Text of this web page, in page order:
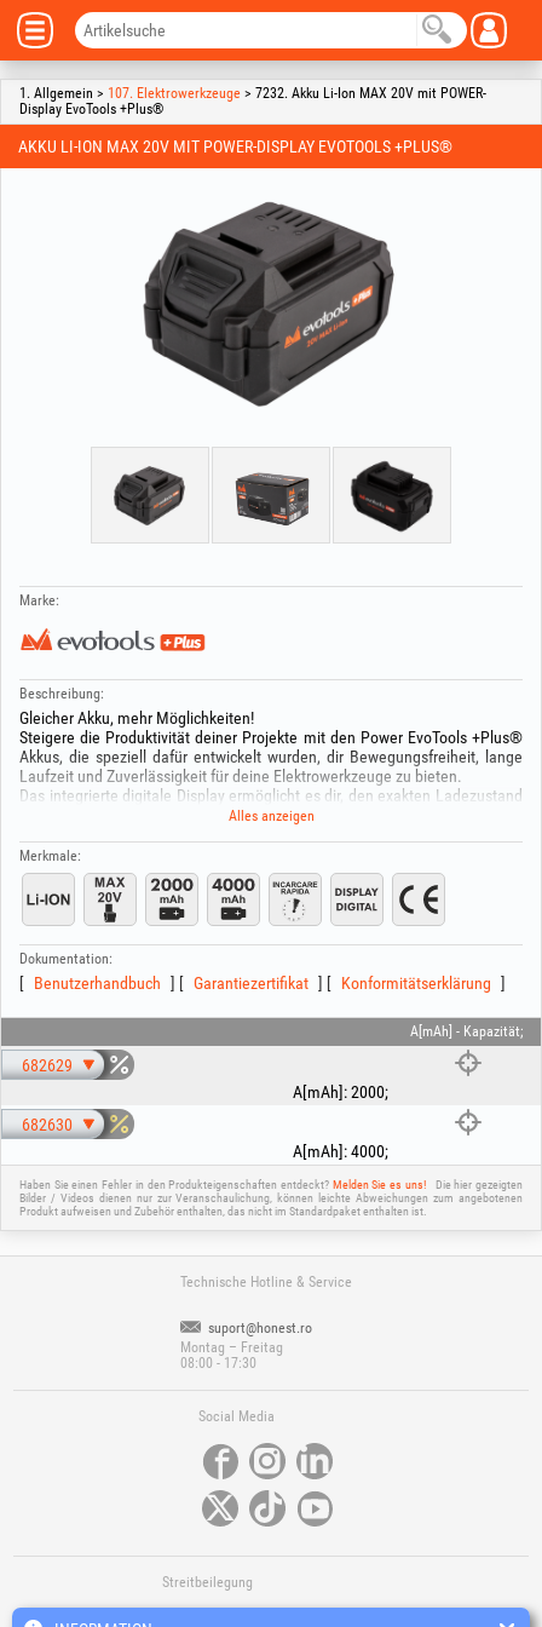
1. Allgemein > 107. Elektrowerkzeuge > 7232. Akku Li-Ion MAX 20V mit POWER-
Display EvoTools +Plus®
AKKU LI-ION MAX 20V MIT POWER-DISPLAY EVOTOOLS +PLUS®
Marke:
Beschreibung:
Gleicher Akku, mehr Möglichkeiten!
Steigere die Produktivität deiner Projekte mit den Power EvoTools +Plus®
Akkus, die speziell dafür entwickelt wurden, dir Bewegungsfreiheit, lange
Laufzeit und Zuverlässigkeit für deine Elektrowerkzeuge zu bieten.
Das integrierte digitale Display ermöglicht es dir, den exakten Ladezustand
in Echtzeit zu überprüfen und unangenehme Überraschungen mitten in der
Technische Daten:
- Spannung: 20V Max
- Kapazität: Code 682629 - 2000 mAh
Code 682630 - 4000 mAh
- Zelltyp: Li-Ion 18650P
- Digitale Ladezustandsanzeige
Kompatibel mit allen 20V-Werkzeugen der Power EvoTools +Plus®-Serie.
Alles anzeigen
Merkmale:
Dokumentation:
Benutzerhandbuch Garantiezertifikat Konformitätserklärung
A[mAh] - Kapazität;
682629
A[mAh]:2000;
682630
A[mAh]:4000;
Haben Sie einen Fehler in den Produkteigenschaften entdeckt? Melden Sie es uns!
Die hier gezeigten
Bilder / Videos dienen nur zur Veranschaulichung, können leichte Abweichungen zum angebotenen
Produkt aufweisen und Zubehör enthalten, das nicht im Standardpaket enthalten ist.
Technische Hotline & Service
suport@honest.ro
Montag – Freitag
08:00 - 17:30
Social Media
Streitbeilegung